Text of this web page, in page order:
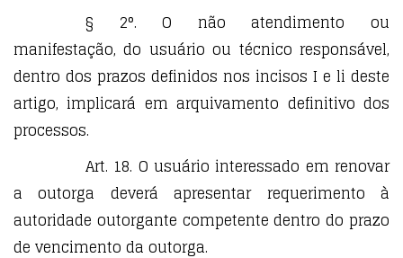
§ 2°. O não atendimento ou
manifestação, do usuário ou técnico responsável,
dentro dos prazos definidos nos incisos I e li deste
artigo, implicará em arquivamento definitivo dos
processos.
Art. 18. O usuário interessado em renovar
a outorga deverá apresentar requerimento à
autoridade outorgante competente dentro do prazo
de vencimento da outorga.